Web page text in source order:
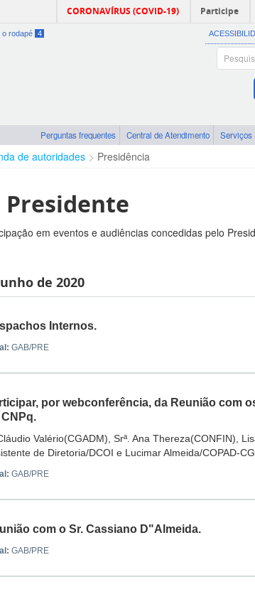
CORONAVÍRUS (COVID-19) Participe
o rodapé 4
Perguntas frequentes Central de Atendimento Serviços
de autoridades Presidência
Presidente
em eventos e audiências concedidas pelo
de 2020
Internos.
GAB/PRE
por webconferência, da Reunião com
Valério(CGADM), Srª. Ana Thereza(CONFIN),
de Diretoria/DCOI e Lucimar Almeida/COPAD-
GAB/PRE
com o Sr. Cassiano D"Almeida.
GAB/PRE